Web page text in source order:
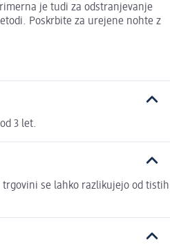
je tudi za odstranjevanje
Poskrbite za urejene nohte z
3 let.
trgovini se lahko razlikujejo od tistih